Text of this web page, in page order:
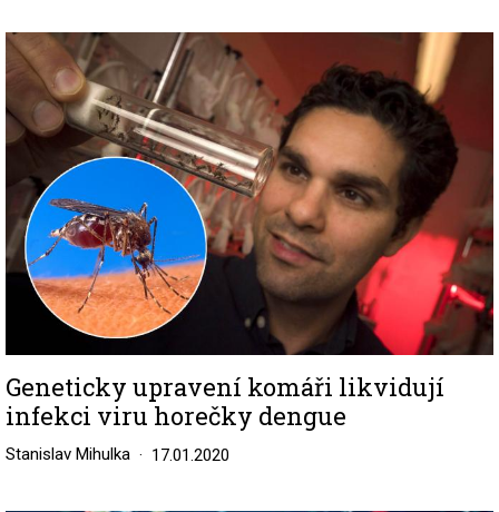
Image
Geneticky upravení komáři likvidují
infekci viru horečky dengue
Stanislav Mihulka 17.01.2020